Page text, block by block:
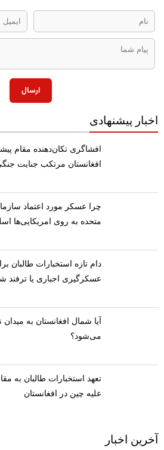
ارسال
اخبار پیشنهادی
​افشاگری تکان‌دهنده مقام
افغانستان مرتکب جنایت
چرا عسکر مورد اعتماد
متحده به روی امریکایی‌ها
​دام تازه استخبارات طالبان
عسکرگیری اجباری یا ترفند
​آیا شمال افغانستان به میدان
می‌شود؟
تعهد استخبارات طالبان به
علیه چین در افغانستان
آخرین اخبار